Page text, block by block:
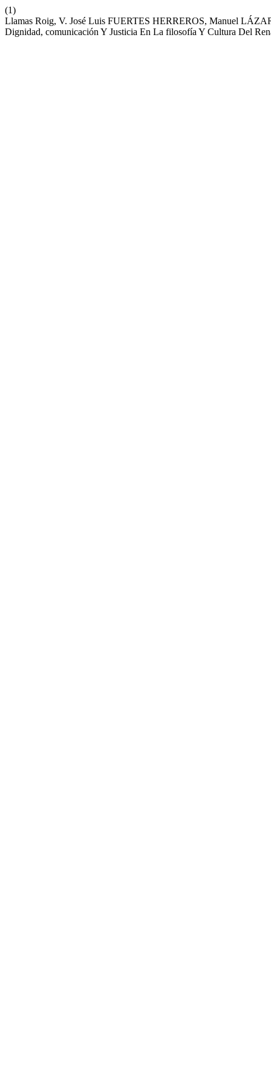
(1)
Llamas Roig, V. José Luis FUERTES HERREROS, Manuel
Dignidad, comunicación Y Justicia En La filosofía Y Cultura Del